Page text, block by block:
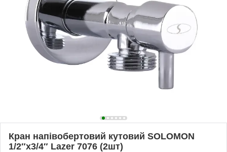
Кран напівобертовий кутовий SOLOMON
1/2″х3/4″ Lazer 7076 (2шт)